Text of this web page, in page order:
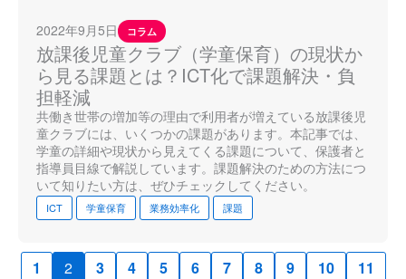
2022年9月5日 コラム
放課後児童クラブ（学童保育）の現状か
ら見る課題とは？ICT化で課題解決・負
担軽減
共働き世帯の増加等の理由で利用者が増えている放課後児
童クラブには、いくつかの課題があります。本記事では、
学童の詳細や現状から見えてくる課題について、保護者と
指導員目線で解説しています。課題解決のための方法につ
いて知りたい方は、ぜひチェックしてください。
ICT 学童保育 業務効率化 課題
1 2 3 4 5 6 7 8 9 10 11